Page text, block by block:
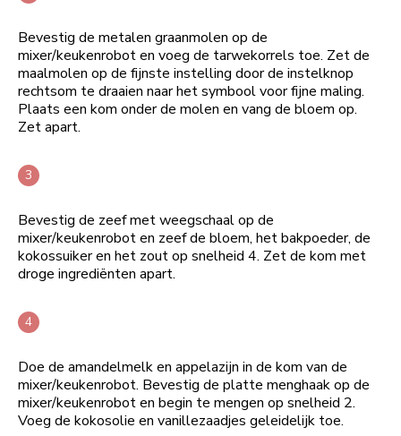
Bevestig de metalen graanmolen op de
mixer/keukenrobot en voeg de tarwekorrels toe. Zet de
maalmolen op de fijnste instelling door de instelknop
rechtsom te draaien naar het symbool voor fijne maling.
Plaats een kom onder de molen en vang de bloem op.
Zet apart.
Bevestig de zeef met weegschaal op de
mixer/keukenrobot en zeef de bloem, het bakpoeder, de
kokossuiker en het zout op snelheid 4. Zet de kom met
droge ingrediënten apart.
Doe de amandelmelk en appelazijn in de kom van de
mixer/keukenrobot. Bevestig de platte menghaak op de
mixer/keukenrobot en begin te mengen op snelheid 2.
Voeg de kokosolie en vanillezaadjes geleidelijk toe.